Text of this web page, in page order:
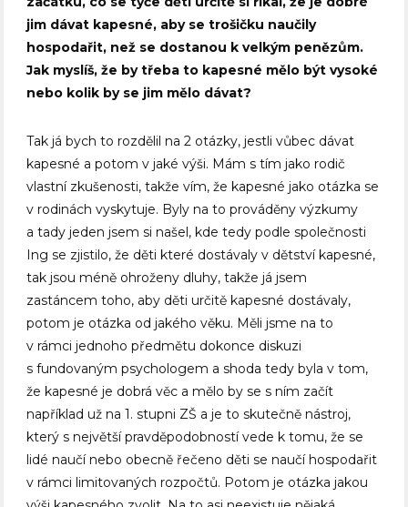
jim dávat kapesné, aby se trošičku naučily
hospodařit, než se dostanou k velkým penězům.
Jak myslíš, že by třeba to kapesné mělo být vysoké
nebo kolik by se jim mělo dávat?
Tak já bych to rozdělil na 2 otázky, jestli vůbec dávat
kapesné a potom v jaké výši. Mám s tím jako rodič
vlastní zkušenosti, takže vím, že kapesné jako otázka se
v rodinách vyskytuje. Byly na to prováděny výzkumy
a tady jeden jsem si našel, kde tedy podle společnosti
Ing se zjistilo, že děti které dostávaly v dětství kapesné,
tak jsou méně ohroženy dluhy, takže já jsem
zastáncem toho, aby děti určitě kapesné dostávaly,
potom je otázka od jakého věku. Měli jsme na to
v rámci jednoho předmětu dokonce diskuzi
s fundovaným psychologem a shoda tedy byla v tom,
že kapesné je dobrá věc a mělo by se s ním začít
například už na 1. stupni ZŠ a je to skutečně nástroj,
který s největší pravděpodobností vede k tomu, že se
lidé naučí nebo obecně řečeno děti se naučí hospodařit
v rámci limitovaných rozpočtů. Potom je otázka jakou